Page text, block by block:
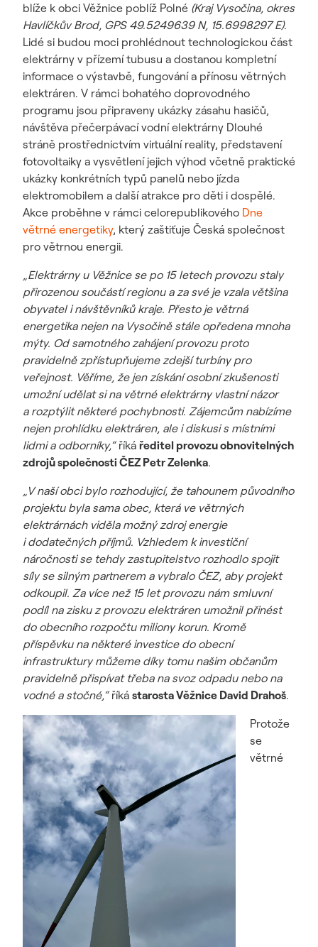
blíže k obci Věžnice poblíž Polné (Kraj Vysočina, okres
Havlíčkův Brod, GPS 49.5249639 N, 15.6998297 E).
Lidé si budou moci prohlédnout technologickou část
elektrárny v přízemí tubusu a dostanou kompletní
informace o výstavbě, fungování a přínosu větrných
elektráren. V rámci bohatého doprovodného
programu jsou připraveny ukázky zásahu hasičů,
návštěva přečerpávací vodní elektrárny Dlouhé
stráně prostřednictvím virtuální reality, představení
fotovoltaiky a vysvětlení jejich výhod včetně praktické
ukázky konkrétních typů panelů nebo jízda
elektromobilem a další atrakce pro děti i dospělé.
Akce proběhne v rámci celorepublikového Dne
větrné energetiky, který zaštiťuje Česká společnost
pro větrnou energii.
„Elektrárny u Věžnice se po 15 letech provozu staly
přirozenou součástí regionu a za své je vzala většina
obyvatel i návštěvníků kraje. Přesto je větrná
energetika nejen na Vysočině stále opředena mnoha
mýty. Od samotného zahájení provozu proto
pravidelně zpřístupňujeme zdejší turbíny pro
veřejnost. Věříme, že jen získání osobní zkušenosti
umožní udělat si na větrné elektrárny vlastní názor
a rozptýlit některé pochybnosti. Zájemcům nabízíme
nejen prohlídku elektráren, ale i diskusi s místními
lidmi a odborníky,“říká ředitel provozu obnovitelných
zdrojů společnosti ČEZ Petr Zelenka.
„V naší obci bylo rozhodující, že tahounem původního
projektu byla sama obec, která ve větrných
elektrárnách viděla možný zdroj energie
i dodatečných příjmů. Vzhledem k investiční
náročnosti se tehdy zastupitelstvo rozhodlo spojit
síly se silným partnerem a vybralo ČEZ, aby projekt
odkoupil. Za více než 15 let provozu nám smluvní
podíl na zisku z provozu elektráren umožnil přinést
do obecního rozpočtu miliony korun. Kromě
příspěvku na některé investice do obecní
infrastruktury můžeme díky tomu našim občanům
pravidelně přispívat třeba na svoz odpadu nebo na
vodné a stočné,“říká starosta Věžnice David Drahoš.
Protože
se
větrné